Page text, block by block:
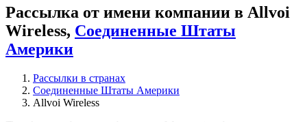
Рассылка от имени компании в Allvoi
Wireless, Соединенные Штаты
Америки
Рассылки в странах
Соединенные Штаты Америки
Allvoi Wireless